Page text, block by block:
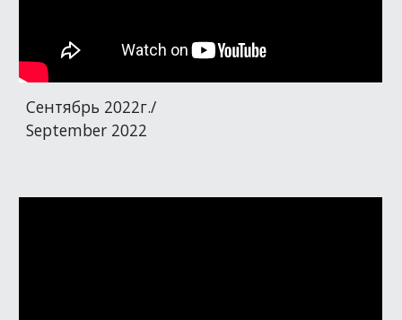
Сентябрь 2022г./
September 2022